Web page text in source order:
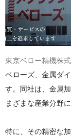
東京ベロー精機株
ベローズ、金属ダ
す。同社は、金属
まざまな産業分野
特に、その精密な